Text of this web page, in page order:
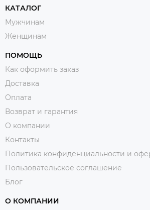
КАТАЛОГ
Мужчинам
Женщинам
ПОМОЩЬ
Как оформить заказ
Доставка
Оплата
Возврат и гарантия
О компании
Контакты
Политика конфиденциальности и
Пользовательское соглашение
Блог
О КОМПАНИИ